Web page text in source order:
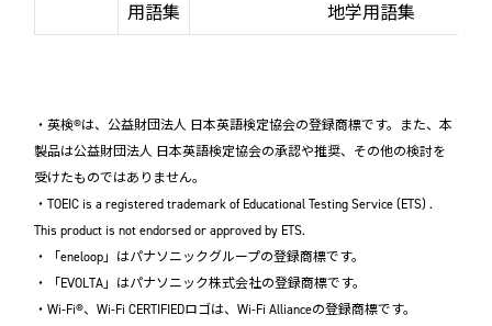
用語集
地学用語集
・英検®は、公益財団法人 日本英語検定協会の登録商標です。また、本
製品は公益財団法人 日本英語検定協会の承認や推奨、その他の検討を
受けたものではありません。
・TOEIC is a registered trademark of Educational Testing Service (ETS) .
This product is not endorsed or approved by ETS.
・「eneloop」はパナソニックグループの登録商標です。
・「EVOLTA」はパナソニック株式会社の登録商標です。
・Wi-Fi®、Wi-Fi CERTIFIEDロゴは、Wi-Fi Allianceの登録商標です。